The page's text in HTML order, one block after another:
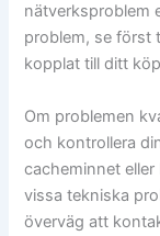
nätverksproblem
problem, se först
kopplat till ditt
Om problemen
och kontrollera
cacheminnet
vissa tekniska
överväg att